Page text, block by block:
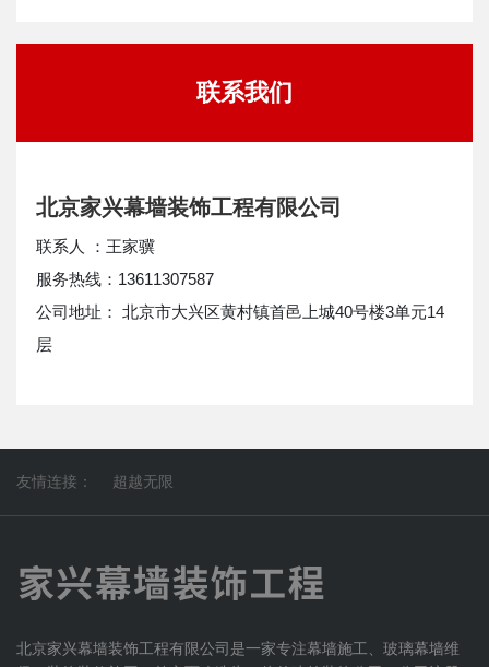
联系我们
北京家兴幕墙装饰工程有限公司
联系人 ：王家骥
服务热线：13611307587
公司地址： 北京市大兴区黄村镇首邑上城40号楼3单元14
层
友情连接： 超越无限
北京家兴幕墙装饰工程有限公司是一家专注幕墙施工、玻璃幕墙维